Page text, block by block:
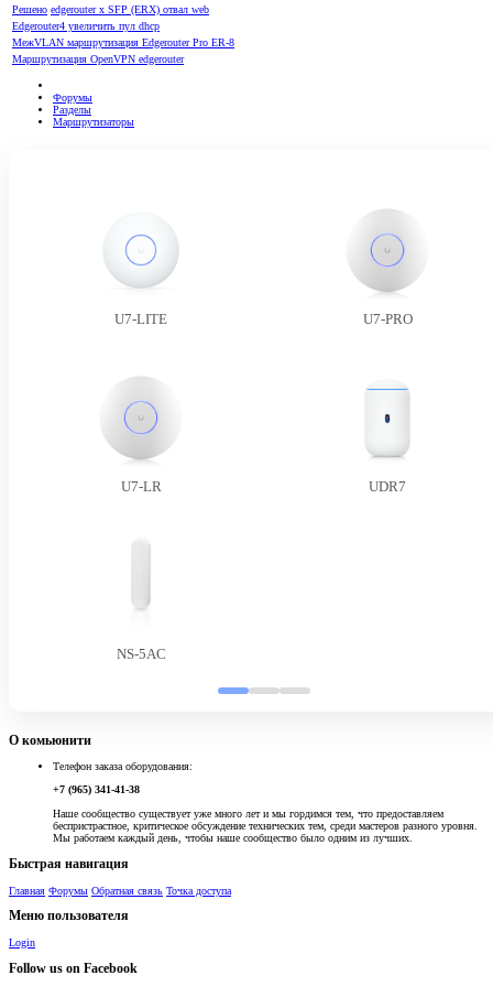
Решено edgerouter x SFP (ERX) отвал web
Edgerouter4 увеличить пул dhcp
МежVLAN маршрутизация Edgerouter Pro ER-8
Маршрутизация OpenVPN edgerouter
Форумы
Разделы
Маршрутизаторы
U7-LITE U7-PRO
U7-LR UDR7
NS-5AC
О комьюнити
Телефон заказа оборудования:
+7 (965) 341-41-38
Наше сообщество существует уже много лет и мы гордимся тем, что предоставляем
беспристрастное, критическое обсуждение технических тем, среди мастеров разного уровня.
Мы работаем каждый день, чтобы наше сообщество было одним из лучших.
Быстрая навигация
Главная Форумы Обратная связь Точка доступа
Меню пользователя
Login
Follow us on Facebook